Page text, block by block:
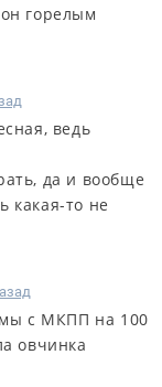
горелым
ведь
да и вообще
какая-то не
с МКПП на 100
овчинка